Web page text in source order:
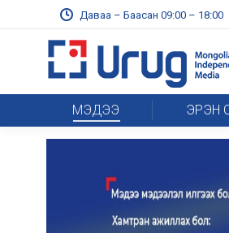
Даваа – Баасан 09:00 – 18:00
МЭДЭЭ ЭРЭН